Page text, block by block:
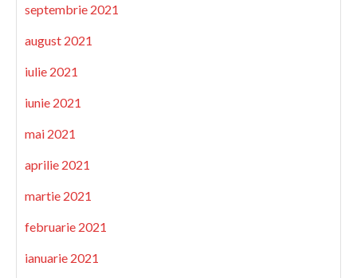
septembrie 2021
august 2021
iulie 2021
iunie 2021
mai 2021
aprilie 2021
martie 2021
februarie 2021
ianuarie 2021